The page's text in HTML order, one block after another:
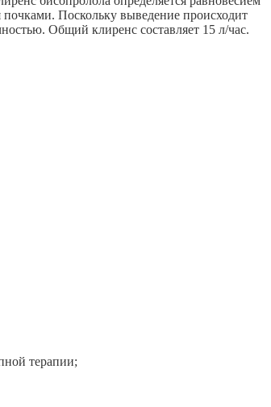
Поскольку выведение происходит
Общий клиренс составляет 15 л/час.
терапии;